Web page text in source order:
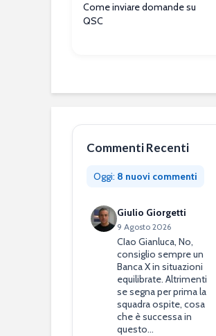
Come inviare domande su
QSC
Commenti Recenti
Oggi: 8 nuovi commenti
Giulio Giorgetti
9 Agosto 2026
CIao Gianluca, No,
consiglio sempre un
Banca X in situazioni
equilibrate. Altrimenti
se segna per prima la
squadra ospite, cosa
che è successa in
questo…